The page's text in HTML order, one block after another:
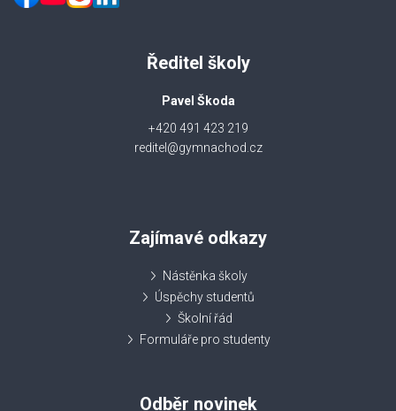
Ředitel školy
Pavel Škoda
+420 491 423 219
reditel@gymnachod.cz
Zajímavé odkazy
Nástěnka školy
Úspěchy studentů
Školní řád
Formuláře pro studenty
Odběr novinek